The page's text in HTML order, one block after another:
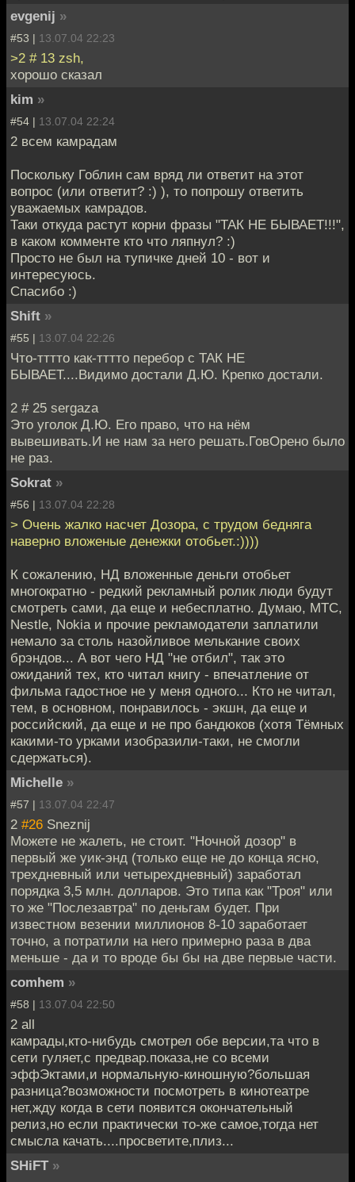
evgenij »
#53 | 13.07.04 22:23
>2 # 13 zsh,
хорошо сказал
kim »
#54 | 13.07.04 22:24
2 всем камрадам
Поскольку Гоблин сам вряд ли ответит на этот
вопрос (или ответит? :) ), то попрошу ответить
уважаемых камрадов.
Таки откуда растут корни фразы "ТАК НЕ БЫВАЕТ!!!",
в каком комменте кто что ляпнул? :)
Просто не был на тупичке дней 10 - вот и
интересуюсь.
Спасибо :)
Shift »
#55 | 13.07.04 22:26
Что-тттто как-тттто перебор с ТАК НЕ
БЫВАЕТ....Видимо достали Д.Ю. Крепко достали.
2 # 25 sergaza
Это уголок Д.Ю. Его право, что на нём
вывешивать.И не нам за него решать.ГовОрено было
не раз.
Sokrat »
#56 | 13.07.04 22:28
> Очень жалко насчет Дозора, с трудом бедняга
наверно вложеные денежки отобьет.:))))
К сожалению, НД вложенные деньги отобьет
многократно - редкий рекламный ролик люди будут
смотреть сами, да еще и небесплатно. Думаю, МТС,
Nestle, Nokia и прочие рекламодатели заплатили
немало за столь назойливое мелькание своих
брэндов... А вот чего НД "не отбил", так это
ожиданий тех, кто читал книгу - впечатление от
фильма гадостное не у меня одного... Кто не читал,
тем, в основном, понравилось - экшн, да еще и
российский, да еще и не про бандюков (хотя Тёмных
какими-то урками изобразили-таки, не смогли
сдержаться).
Michelle »
#57 | 13.07.04 22:47
2 #26 Sneznij
Можете не жалеть, не стоит. "Ночной дозор" в
первый же уик-энд (только еще не до конца ясно,
трехдневный или четырехдневный) заработал
порядка 3,5 млн. долларов. Это типа как "Троя" или
то же "Послезавтра" по деньгам будет. При
известном везении миллионов 8-10 заработает
точно, а потратили на него примерно раза в два
меньше - да и то вроде бы бы на две первые части.
comhem »
#58 | 13.07.04 22:50
2 all
камрады,кто-нибудь смотрел обе версии,та что в
сети гуляет,с предвар.показа,не со всеми
эффЭктами,и нормальную-киношную?большая
разница?возможности посмотреть в кинотеатре
нет,жду когда в сети появится окончательный
релиз,но если практически то-же самое,тогда нет
смысла качать....просветите,плиз...
SHiFT »